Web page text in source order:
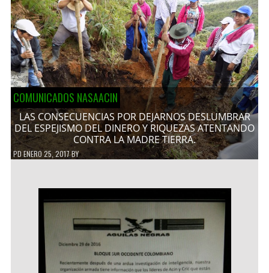
COMUNICADOS NASAACIN
LAS CONSECUENCIAS POR DEJARNOS DESLUMBRAR
DEL ESPEJISMO DEL DINERO Y RIQUEZAS ATENTANDO
CONTRA LA MADRE TIERRA.
PDENERO 25, 2017BY